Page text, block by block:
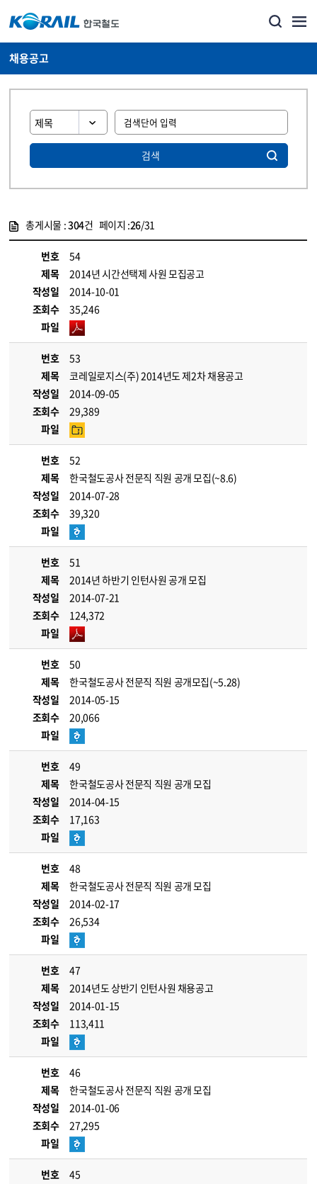
채용공고
검색
총게시물 :304건 페이지 :26/31
번호
54
제목
2014년 시간선택제 사원 모집공고
작성일
2014-10-01
조회수
35,246
파일
번호
53
제목
코레일로지스(주) 2014년도 제2차 채용공고
작성일
2014-09-05
조회수
29,389
파일
번호
52
제목
한국철도공사 전문직 직원 공개 모집(~8.6)
작성일
2014-07-28
조회수
39,320
파일
번호
51
제목
2014년 하반기 인턴사원 공개 모집
작성일
2014-07-21
조회수
124,372
파일
번호
50
제목
한국철도공사 전문직 직원 공개모집(~5.28)
작성일
2014-05-15
조회수
20,066
파일
번호
49
제목
한국철도공사 전문직 직원 공개 모집
작성일
2014-04-15
조회수
17,163
파일
번호
48
제목
한국철도공사 전문직 직원 공개 모집
작성일
2014-02-17
조회수
26,534
파일
번호
47
제목
2014년도 상반기 인턴사원 채용공고
작성일
2014-01-15
조회수
113,411
파일
번호
46
제목
한국철도공사 전문직 직원 공개 모집
작성일
2014-01-06
조회수
27,295
파일
번호
45